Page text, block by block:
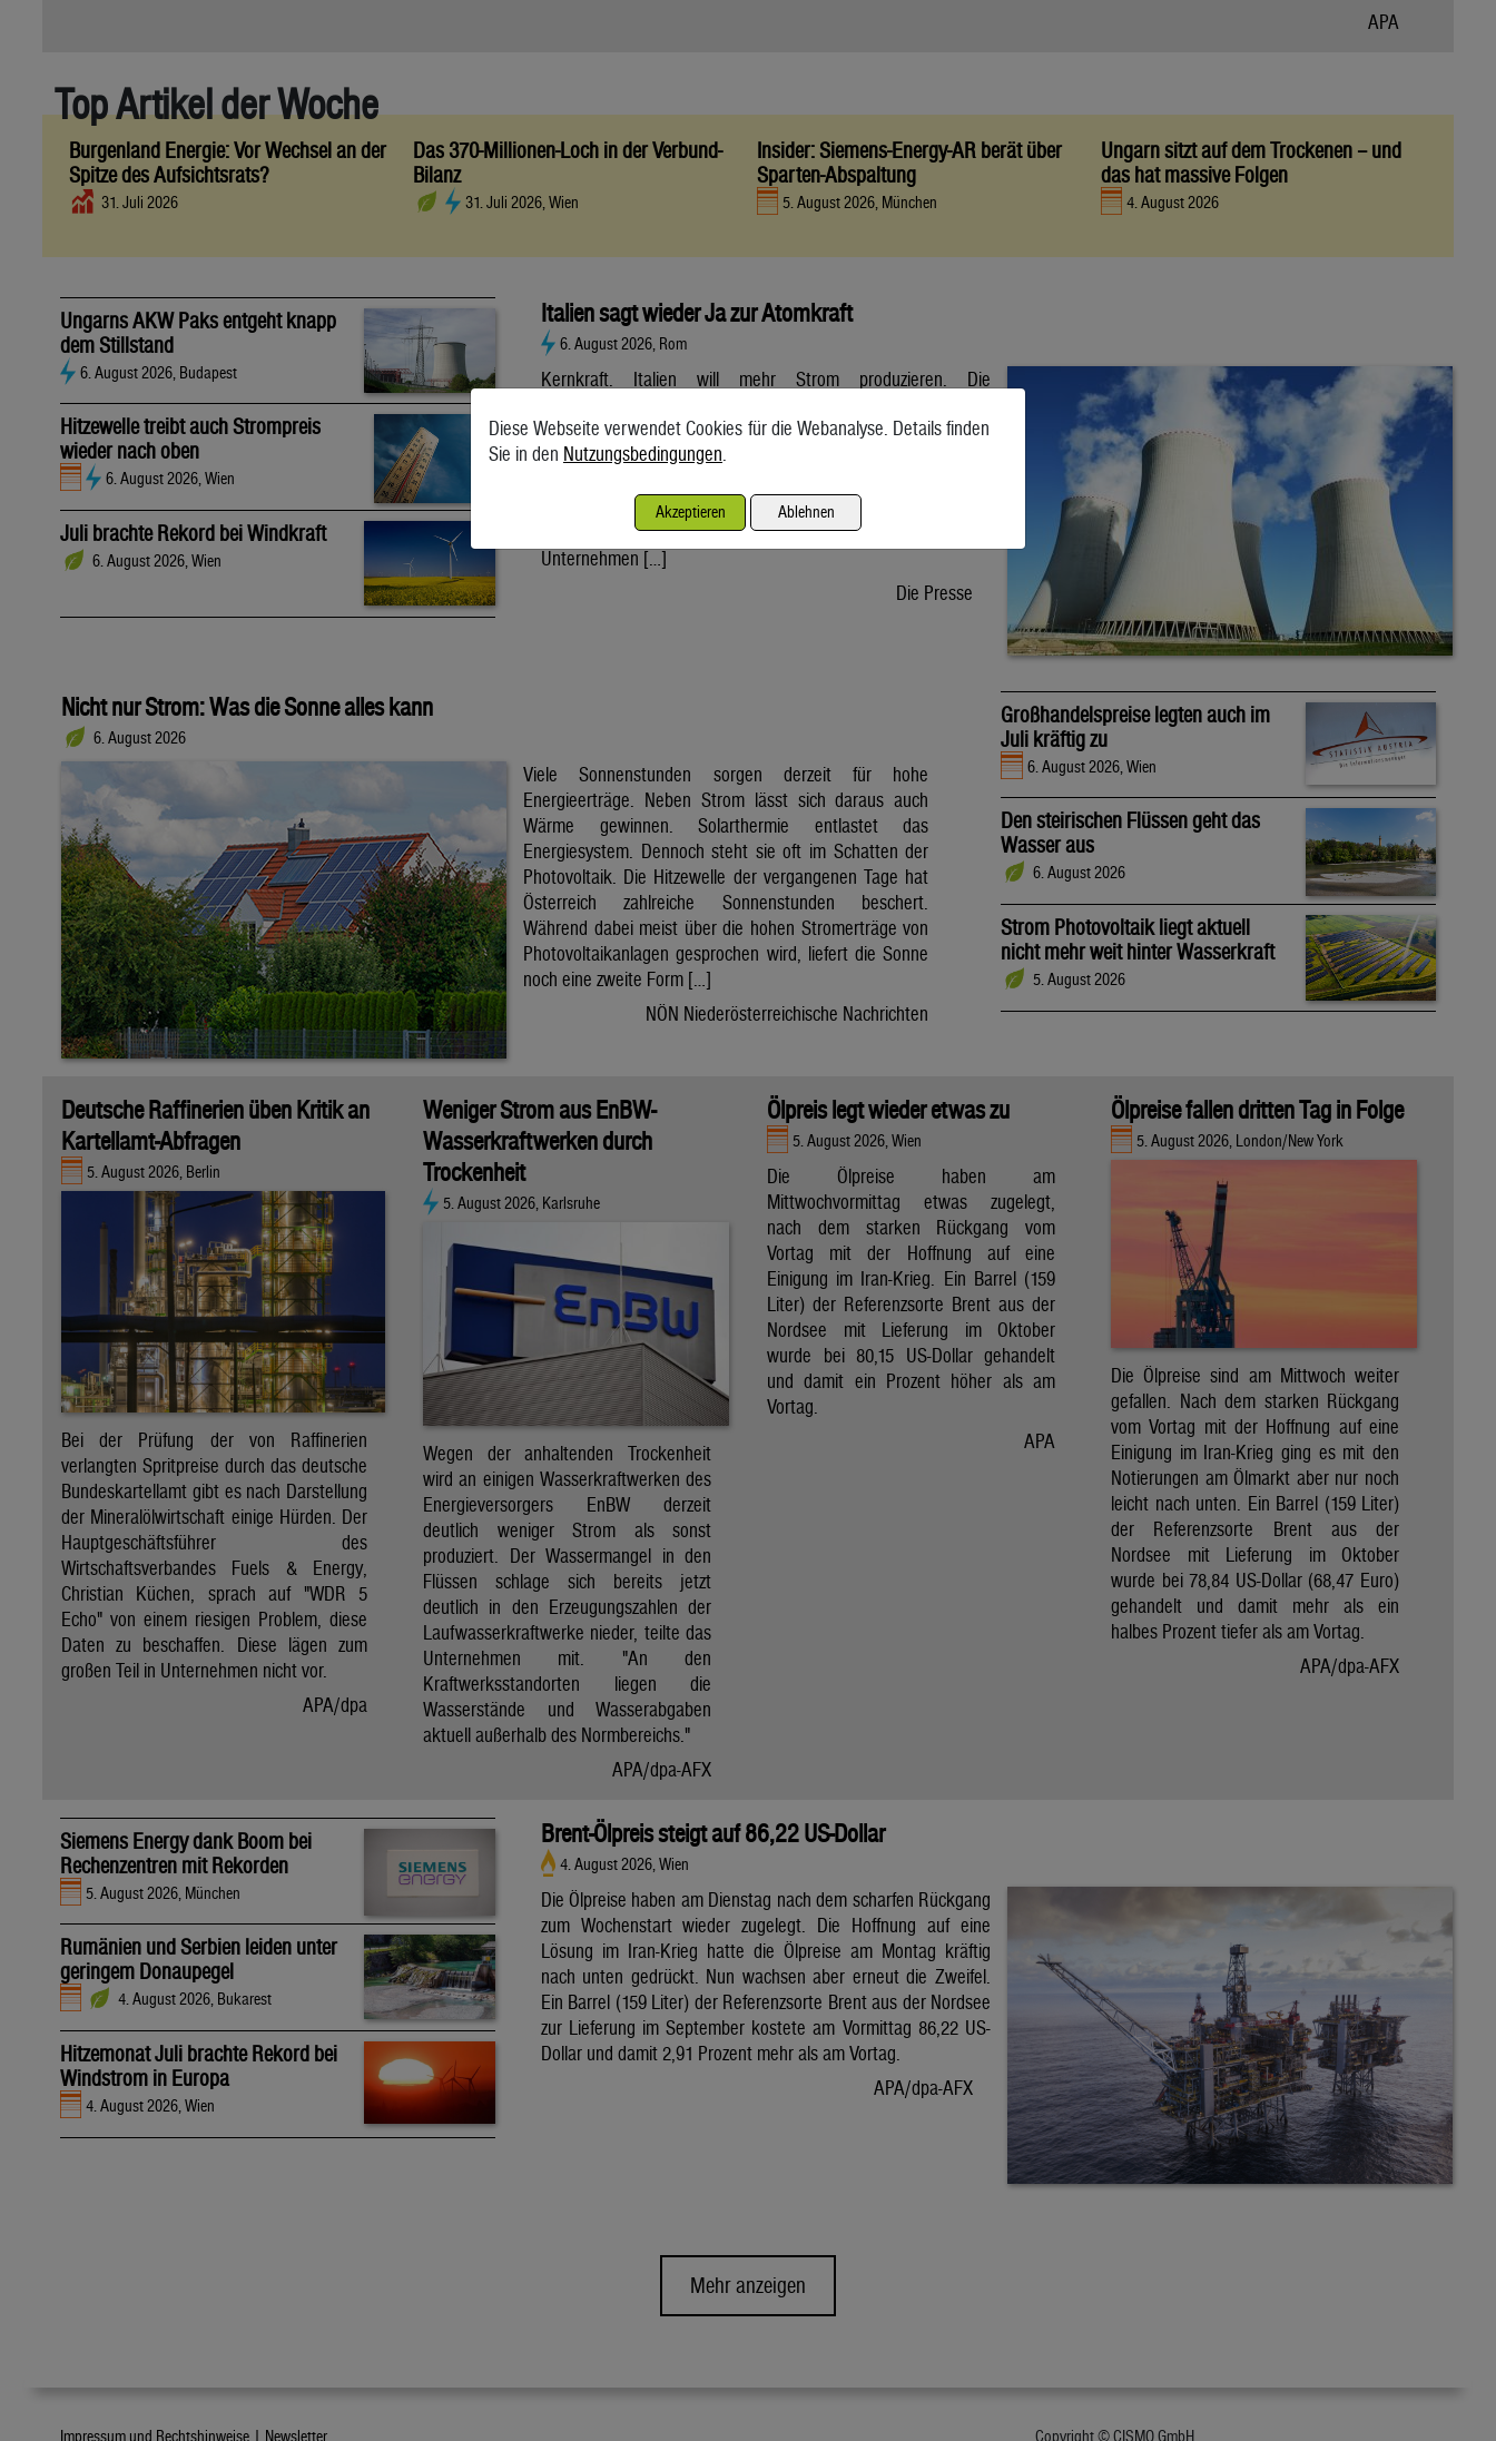
APA
Top Artikel der Woche
Burgenland Energie: Vor Wechsel an der
Spitze des Aufsichtsrats?
31. Juli 2026
Das 370-Millionen-Loch in der Verbund-
Bilanz
31. Juli 2026, Wien
Insider: Siemens-Energy-AR berät über
Sparten-Abspaltung
5. August 2026, München
Ungarn sitzt auf dem Trockenen – und
das hat massive Folgen
4. August 2026
Ungarns AKW Paks entgeht knapp
dem Stillstand
6. August 2026, Budapest
Hitzewelle treibt auch Strompreis
wieder nach oben
6. August 2026, Wien
Juli brachte Rekord bei Windkraft
6. August 2026, Wien
Italien sagt wieder Ja zur Atomkraft
6. August 2026, Rom
Kernkraft. Italien will mehr Strom produzieren. Die
Unsicherheiten. Italien will zurück zur Atomkraft. Der Senat
wird voraussichtlich nach der Sommerpause einem Gesetz
Dekret verabschieden. Der Weg bis zur Inbetriebnahme eines
ersten Reaktors wäre dann noch lang. Doch viele
Unternehmen […]
Die Presse
Nicht nur Strom: Was die Sonne alles kann
6. August 2026
Viele Sonnenstunden sorgen derzeit für hohe
Energieerträge. Neben Strom lässt sich daraus auch
Wärme gewinnen. Solarthermie entlastet das
Energiesystem. Dennoch steht sie oft im Schatten der
Photovoltaik. Die Hitzewelle der vergangenen Tage hat
Österreich zahlreiche Sonnenstunden beschert.
Während dabei meist über die hohen Stromerträge von
Photovoltaikanlagen gesprochen wird, liefert die Sonne
noch eine zweite Form […]
NÖN Niederösterreichische Nachrichten
Großhandelspreise legten auch im
Juli kräftig zu
6. August 2026, Wien
Den steirischen Flüssen geht das
Wasser aus
6. August 2026
Strom Photovoltaik liegt aktuell
nicht mehr weit hinter Wasserkraft
5. August 2026
Deutsche Raffinerien üben Kritik an
Kartellamt-Abfragen
5. August 2026, Berlin
Bei der Prüfung der von Raffinerien
verlangten Spritpreise durch das deutsche
Bundeskartellamt gibt es nach Darstellung
der Mineralölwirtschaft einige Hürden. Der
Hauptgeschäftsführer des
Wirtschaftsverbandes Fuels & Energy,
Christian Küchen, sprach auf "WDR 5
Echo" von einem riesigen Problem, diese
Daten zu beschaffen. Diese lägen zum
großen Teil in Unternehmen nicht vor.
APA/dpa
Weniger Strom aus EnBW-
Wasserkraftwerken durch
Trockenheit
5. August 2026, Karlsruhe
Wegen der anhaltenden Trockenheit
wird an einigen Wasserkraftwerken des
Energieversorgers EnBW derzeit
deutlich weniger Strom als sonst
produziert. Der Wassermangel in den
Flüssen schlage sich bereits jetzt
deutlich in den Erzeugungszahlen der
Laufwasserkraftwerke nieder, teilte das
Unternehmen mit. "An den
Kraftwerksstandorten liegen die
Wasserstände und Wasserabgaben
aktuell außerhalb des Normbereichs."
APA/dpa-AFX
Ölpreis legt wieder etwas zu
5. August 2026, Wien
Die Ölpreise haben am
Mittwochvormittag etwas zugelegt,
nach dem starken Rückgang vom
Vortag mit der Hoffnung auf eine
Einigung im Iran-Krieg. Ein Barrel (159
Liter) der Referenzsorte Brent aus der
Nordsee mit Lieferung im Oktober
wurde bei 80,15 US-Dollar gehandelt
und damit ein Prozent höher als am
Vortag.
APA
Ölpreise fallen dritten Tag in Folge
5. August 2026, London/New York
Die Ölpreise sind am Mittwoch weiter
gefallen. Nach dem starken Rückgang
vom Vortag mit der Hoffnung auf eine
Einigung im Iran-Krieg ging es mit den
Notierungen am Ölmarkt aber nur noch
leicht nach unten. Ein Barrel (159 Liter)
der Referenzsorte Brent aus der
Nordsee mit Lieferung im Oktober
wurde bei 78,84 US-Dollar (68,47 Euro)
gehandelt und damit mehr als ein
halbes Prozent tiefer als am Vortag.
APA/dpa-AFX
Siemens Energy dank Boom bei
Rechenzentren mit Rekorden
5. August 2026, München
Rumänien und Serbien leiden unter
geringem Donaupegel
4. August 2026, Bukarest
Hitzemonat Juli brachte Rekord bei
Windstrom in Europa
4. August 2026, Wien
Brent-Ölpreis steigt auf 86,22 US-Dollar
4. August 2026, Wien
Die Ölpreise haben am Dienstag nach dem scharfen Rückgang
zum Wochenstart wieder zugelegt. Die Hoffnung auf eine
Lösung im Iran-Krieg hatte die Ölpreise am Montag kräftig
nach unten gedrückt. Nun wachsen aber erneut die Zweifel.
Ein Barrel (159 Liter) der Referenzsorte Brent aus der Nordsee
zur Lieferung im September kostete am Vormittag 86,22 US-
Dollar und damit 2,91 Prozent mehr als am Vortag.
APA/dpa-AFX
Mehr anzeigen
Impressum und Rechtshinweise | Newsletter Copyright © CISMO GmbH
Diese Webseite verwendet Cookies für die Webanalyse. Details finden
Sie in den Nutzungsbedingungen.
Akzeptieren Ablehnen